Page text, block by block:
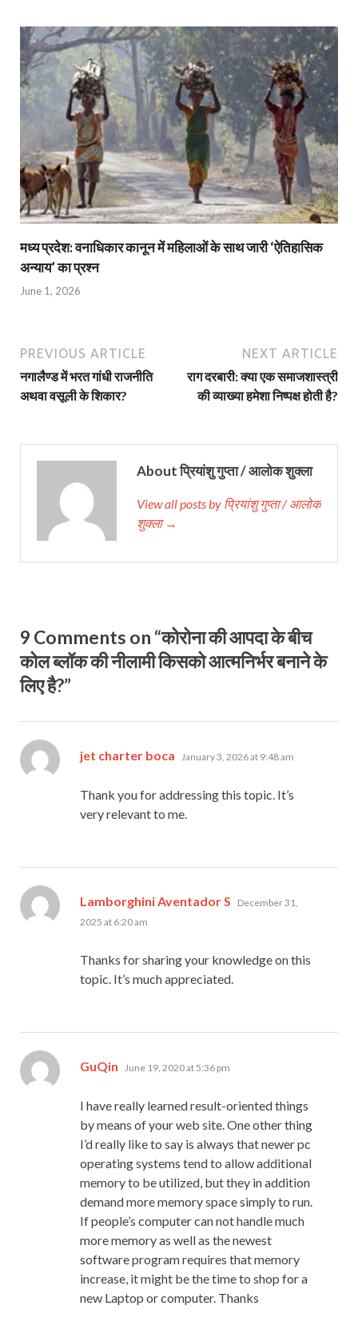
मध्य प्रदेश: वनाधिकार कानून में महिलाओं के साथ जारी ‘ऐतिहासिक
अन्याय’ का प्रश्न
June 1, 2026
PREVIOUS ARTICLE
नगालैण्ड में भरत गांधी राजनीति
अथवा वसूली के शिकार?
NEXT ARTICLE
राग दरबारी: क्या एक समाजशास्त्री
की व्याख्या हमेशा निष्पक्ष होती है?
About प्रियांशु गुप्ता / आलोक शुक्ला
View all posts by प्रियांशु गुप्ता / आलोक
शुक्ला →
9 Comments on “कोरोना की आपदा के बीच
कोल ब्लॉक की नीलामी किसको आत्मनिर्भर बनाने के
लिए है?”
jet charter boca says:
January 3, 2026 at 9:48 am
Thank you for addressing this topic. It’s
very relevant to me.
Lamborghini Aventador S says:
December 31,
2025 at 6:20 am
Thanks for sharing your knowledge on this
topic. It’s much appreciated.
GuQin says:
June 19, 2020 at 5:36 pm
I have really learned result-oriented things
by means of your web site. One other thing
I’d really like to say is always that newer pc
operating systems tend to allow additional
memory to be utilized, but they in addition
demand more memory space simply to run.
If people’s computer can not handle much
more memory as well as the newest
software program requires that memory
increase, it might be the time to shop for a
new Laptop or computer. Thanks